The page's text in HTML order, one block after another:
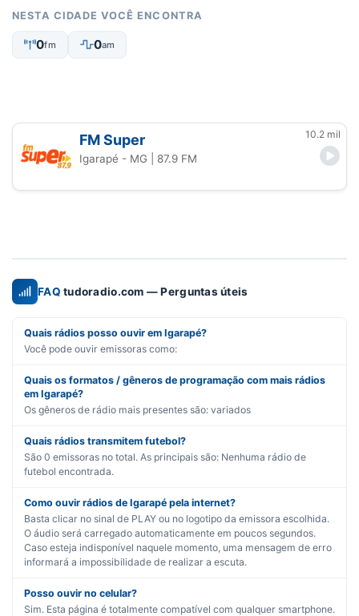
NESTA CIDADE VOCÊ ENCONTRA
0fm 0am
FM Super 10.2 mil
Igarapé - MG | 87.9 FM
FAQ tudoradio.com — Perguntas úteis
Quais rádios posso ouvir em Igarapé?
Você pode ouvir emissoras como:
Quais os formatos / gêneros de programação com mais rádios
em Igarapé?
Os gêneros de rádio mais presentes são: variados
Quais rádios transmitem futebol?
São 0 emissoras no total. As principais são: Nenhuma rádio de
futebol encontrada.
Como ouvir rádios de Igarapé pela internet?
Basta clicar no sinal de PLAY ou no logotipo da emissora escolhida.
O áudio será carregado automaticamente em poucos segundos.
Caso esteja indisponível naquele momento, uma mensagem de erro
informará a impossibilidade de realizar a escuta.
Posso ouvir no celular?
Sim. Esta página é totalmente compatível com qualquer smartphone.